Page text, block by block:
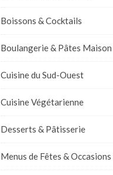
Boissons & Cocktails
Boulangerie & Pâtes Maison
Cuisine du Sud-Ouest
Cuisine Végétarienne
Desserts & Pâtisserie
Menus de Fêtes & Occasions